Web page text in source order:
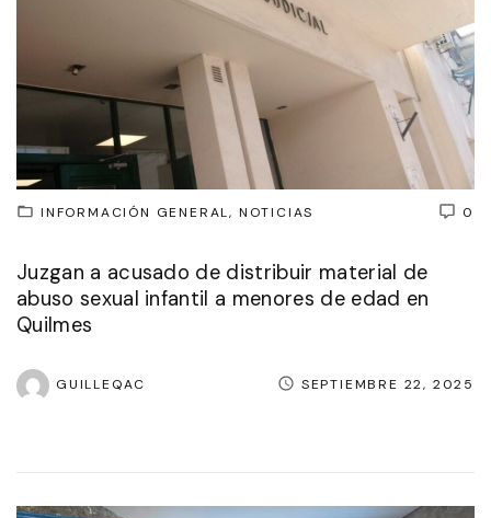
0
INFORMACIÓN GENERAL NOTICIAS
Juzgan a acusado de distribuir material de
abuso sexual infantil a menores de edad en
Quilmes
GUILLEQAC SEPTIEMBRE 22, 2025